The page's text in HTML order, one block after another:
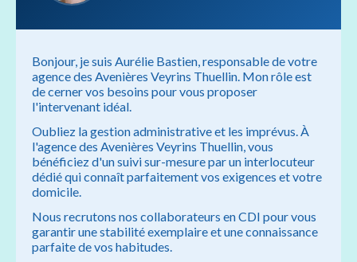
Bonjour, je suis Aurélie Bastien, responsable de votre
agence des Avenières Veyrins Thuellin. Mon rôle est
de cerner vos besoins pour vous proposer
l'intervenant idéal.
Oubliez la gestion administrative et les imprévus. À
l'agence des Avenières Veyrins Thuellin, vous
bénéficiez d'un suivi sur-mesure par un interlocuteur
dédié qui connaît parfaitement vos exigences et votre
domicile.
Nous recrutons nos collaborateurs en CDI pour vous
garantir une stabilité exemplaire et une connaissance
parfaite de vos habitudes.